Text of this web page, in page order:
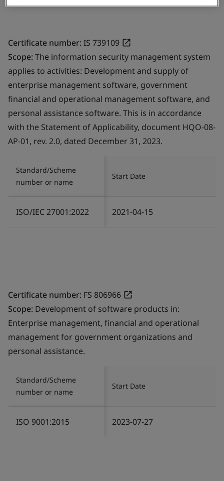
Certificate number:IS 739109
Scope:The information security management system
applies to activities: Development and supply of
enterprise management software, government
financial and operational management software, and
personal assistance software. This is in accordance
with the Statement of Applicability, document HQO-08-
AP-01, rev. 2.0, dated December 31, 2023.
Standard/Scheme
number or name
Start Date
ISO/IEC 27001:2022 2021-04-15
Certificate number: FS 806966
Scope: Development of software products in:
Enterprise management, financial and operational
management for government organizations and
personal assistance.
Standard/Scheme
number or name
Start Date
ISO 9001:2015 2023-07-27